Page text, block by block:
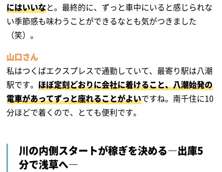
にはいいなと。最終的に、ずっと車中にいると感じられな
い季節感も味わうことができるなとも気がつきました
（笑）。
山口さん
私はつくばエクスプレスで通勤していて、最寄り駅は八潮
駅です。ほぼ定刻どおりに会社に着けること、八潮始発の
電車があってずっと座れることがよいですね。南千住に10
分ほどで着くので、とても便利です。
川の内側スタートが稼ぎを決める―出庫5
分で浅草へ―